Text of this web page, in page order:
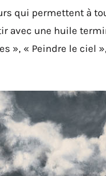
qui permettent à
avec une huile
», « Peindre le ciel